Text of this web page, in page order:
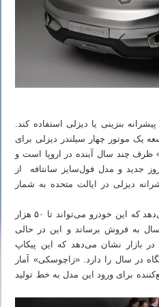
بنزینی یا دیزلی استفاده کند.
یک موتور چهار سیلندر دیزلی برای
چند سال آینده در اروپا است و
جدید و مدل فول‌سایز سانتافه از
دیزلی در ایالت متحده به شمار
مطالعات داخلی هیوندای نشان می‌دهد که این خودرو می‌تواند تا ۵۰ هزار
سال به فروش برساند و این در حالی
بازار نشان می‌دهد که این پیکاپ
فروش ۷۰ هزار دستگاه در سال را دارد. «زاچوسکی» آمار
برای ورود این مدل به خط تولید